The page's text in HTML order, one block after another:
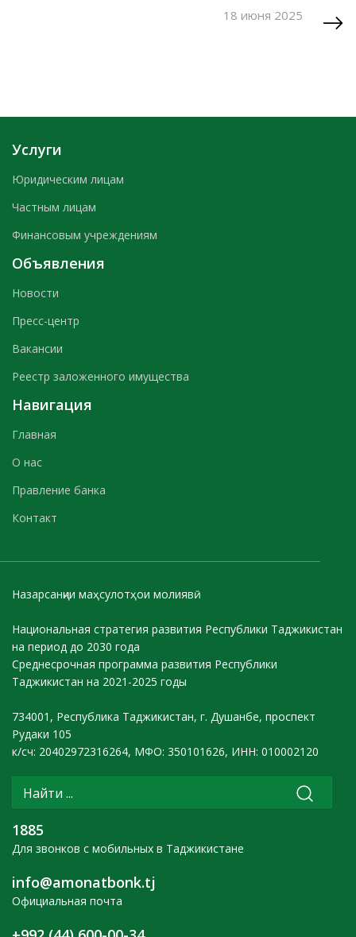
18 июня 2025
Услуги
Юридическим лицам
Частным лицам
Финансовым учреждениям
Объявления
Новости
Пресс-центр
Вакансии
Реестр заложенного имущества
Навигация
Главная
О нас
Правление банка
Контакт
Назарсанҷии маҳсулотҳои молиявӣ
Национальная стратегия развития Республики Таджикистан
на период до 2030 года
Среднесрочная программа развития Республики
Таджикистан на 2021-2025 годы
734001, Республика Таджикистан, г. Душанбе, проспект
Рудаки 105
к/сч: 20402972316264, МФО: 350101626, ИНН: 010002120
1885
Для звонков с мобильных в Таджикистане
info@amonatbonk.tj
Официальная почта